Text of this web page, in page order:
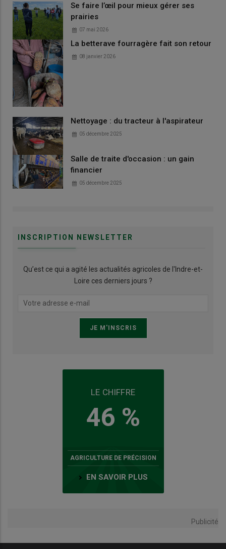
Se faire l’œil pour mieux gérer ses
prairies
07 mai 2026
La betterave fourragère fait son retour
08 janvier 2026
Nettoyage : du tracteur à l'aspirateur
05 décembre 2025
Salle de traite d'occasion : un gain
financier
05 décembre 2025
INSCRIPTION NEWSLETTER
Qu’est ce qui a agité les actualités agricoles de l'Indre-et-
Loire ces derniers jours ?
LE CHIFFRE
46 %
AGRICULTURE DE PRÉCISION
EN SAVOIR PLUS
Publicité